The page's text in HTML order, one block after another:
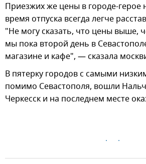
Приезжих же цены в городе-герое
время отпуска всегда легче
"Не могу сказать, что цены выше,
мы пока второй день в
магазине и кафе", — сказала
В пятерку городов с самыми
помимо Севастополя, вошли
Черкесск и на последнем месте